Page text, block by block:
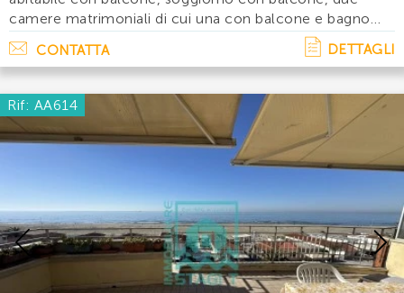
camere matrimoniali di cui una con balcone e bagno
con doccia. Accessori: lavatrice, lavastoviglie, tre tv e
aria condizionata. Disponibilita' e. . .
CONTATTA DETTAGLI
Rif: AA614
Previous